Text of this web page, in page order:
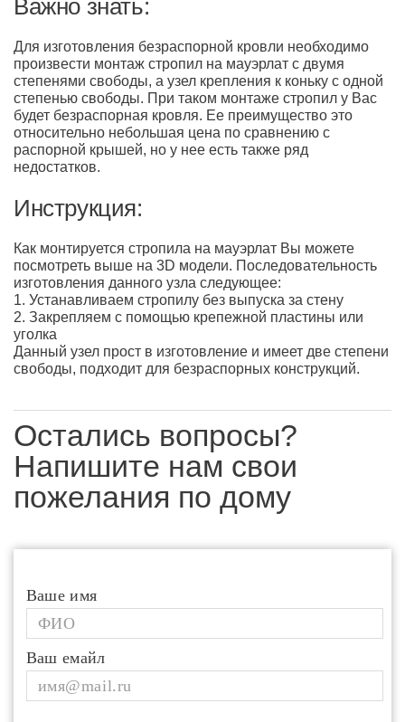
Важно знать:
Для изготовления безраспорной кровли необходимо
произвести монтаж стропил на мауэрлат с двумя
степенями свободы, а узел крепления к коньку с одной
степенью свободы. При таком монтаже стропил у Вас
будет безраспорная кровля. Ее преимущество это
относительно небольшая цена по сравнению с
распорной крышей, но у нее есть также ряд
недостатков.
Инструкция:
Как монтируется стропила на мауэрлат Вы можете
посмотреть выше на 3D модели. Последовательность
изготовления данного узла следующее:
1. Устанавливаем стропилу без выпуска за стену
2. Закрепляем с помощью крепежной пластины или
уголка
Данный узел прост в изготовление и имеет две степени
свободы, подходит для безраспорных конструкций.
Остались вопросы?
Напишите нам свои
пожелания по дому
Ваше имя
Ваш емайл